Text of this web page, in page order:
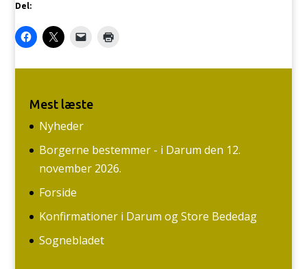
Del:
Mest læste
Nyheder
Borgerne bestemmer - i Darum den 12.
november 2026.
Forside
Konfirmationer i Darum og Store Bededag
Sognebladet